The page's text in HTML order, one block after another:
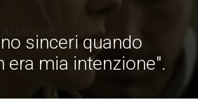
sinceri quando
era mia intenzione".